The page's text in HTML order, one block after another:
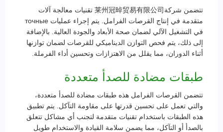
تتضمن شركة莱州冠晫贸易有限公司 تقنيات معالجة آلات
متقدمة في إنتاج القرصات الفرامل. يتم إجراء عمليات точные
في التشغيل الآلي لضمان صحة الأبعاد والجودة العالية. بالإضافة
إلى ذلك، يتم فحص التوازن الديناميكي للقرصات لضمان توازنها
أثناء الدوران، مما يقلل من الاهتزازات وتحسين أداء الفرملة.
طبقات مضادة للصدأ متعددة
تتضمن القرصات الفرامل هذه طبقات مضادة للصدأ متعددة،
والتي تعمل على تحسين قدرتها على مقاومة التآكل. يتم تطبيق
هذه الطبقات باستخدام تقنيات متقدمة لتجنب أي مشاكل تتعلق
بالصدأ أو التآكل، مما يضمن سلامة القيادة والاستخدام طويل